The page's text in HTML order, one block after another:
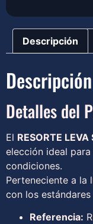
Descripción
Descripción
Detalles del
El RESORTE
elección ideal
condiciones.
Perteneciente a la
con los
Referencia: